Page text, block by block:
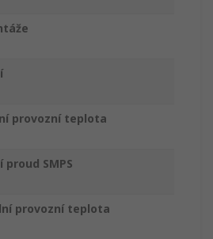
provozní teplota
SMPS
provozní teplota